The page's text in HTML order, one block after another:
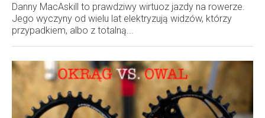
Danny MacAskill to prawdziwy wirtuoz jazdy na rowerze.
Jego wyczyny od wielu lat elektryzują widzów, którzy
przypadkiem, albo z totalną...